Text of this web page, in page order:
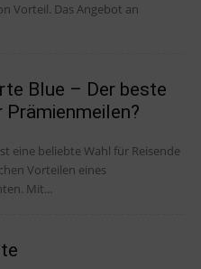
Vorteil. Das Angebot an
Blue – Der beste
Prämienmeilen?
eine beliebte Wahl für Reisende
Vorteilen eines
Mit...